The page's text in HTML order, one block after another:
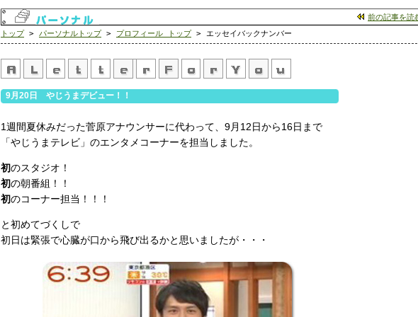
前の記事を読
トップ> パーソナルトップ> プロフィール トップ> エッセイバックナンバー
9月20日 やじうまデビュー！！
1週間夏休みだった菅原アナウンサーに代わって、9月12日から16日まで
「やじうまテレビ」のエンタメコーナーを担当しました。
初のスタジオ！
初の朝番組！！
初のコーナー担当！！！
と初めてづくしで
初日は緊張で心臓が口から飛び出るかと思いましたが・・・